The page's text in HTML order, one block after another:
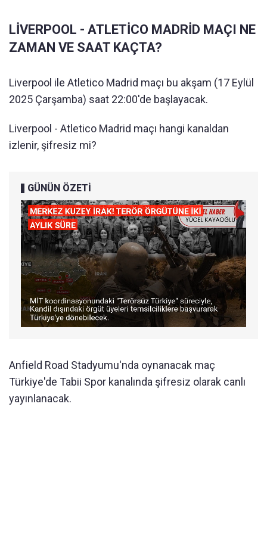
LİVERPOOL - ATLETİCO MADRİD MAÇI NE
ZAMAN VE SAAT KAÇTA?
Liverpool ile Atletico Madrid maçı bu akşam (17 Eylül
2025 Çarşamba) saat 22:00'de başlayacak.
Liverpool - Atletico Madrid maçı hangi kanaldan
izlenir, şifresiz mi?
GÜNÜN ÖZETİ
Anfield Road Stadyumu'nda oynanacak maç
Türkiye'de Tabii Spor kanalında şifresiz olarak canlı
yayınlanacak.